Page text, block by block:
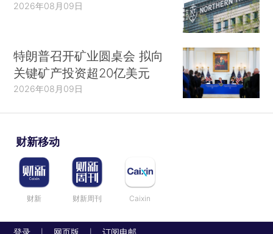
2026年08月09日
特朗普召开矿业圆桌会 拟向
关键矿产投资超20亿美元
2026年08月09日
财新移动
财新 财新周刊 Caixin